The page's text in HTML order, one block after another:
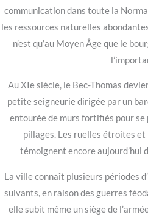
communication dans toute la
les ressources naturelles
n’est qu’au Moyen Âge que le
Au XIe siècle, le Bec-Thomas
petite seigneurie dirigée par un
entourée de murs fortifiés pour
pillages. Les ruelles étroites et
témoignent encore aujourd’hui
La ville connaît plusieurs périodes
suivants, en raison des guerres
elle subit même un siège de